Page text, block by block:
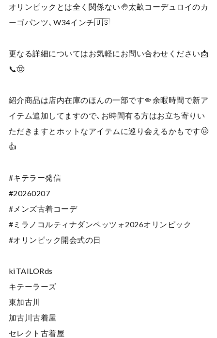
オリンピックとは全く関係ない🤚太畝コーデュロイのカ
ーゴパンツ、W34インチ🇺🇸
更なる詳細についてはお気軽にお問い合わせください📩
📞🤠
紹介商品は店内在庫のほんの一部です🤏余暇時間で新ア
イテム追加してますので、お時間有る方はお立ち寄りい
ただきますとホットなアイテムに巡り会えるかもです🤠
👍
#キテラー発信
#20260207
#メンズ古着コーデ
#ミラノコルティナダンペッツォ2026オリンピック
#オリンピック開会式の日
kiTAILORds
キテーラーズ
東加古川
加古川古着屋
セレクト古着屋